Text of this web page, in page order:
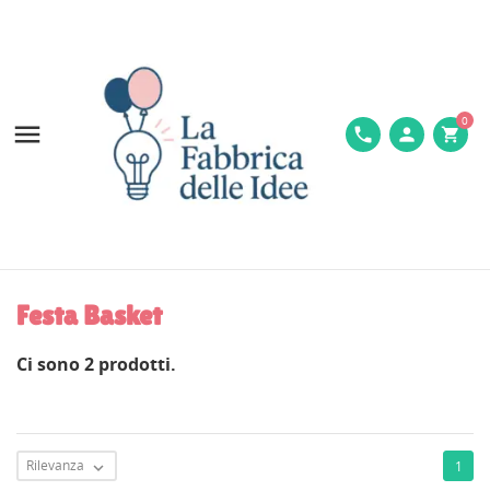
 phone person shopping_cart
0
Festa Basket
Ci sono 2 prodotti.
Rilevanza  1